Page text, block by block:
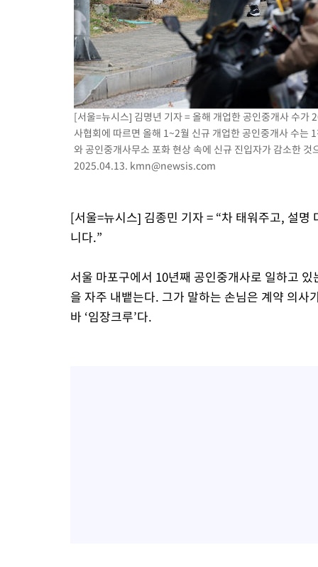
[속보] 7월 중국 수출 23.9%↑ 수입 27.5%↑…무역총액
[속보]'채상병 순직 책임' 임성근, 항소심도 징역 3년
[속보]종합특검, '관저이전 봐주기 감사' 유병호 구속기소
민주 콩고 에볼라환자 4천명 돌파, 4053명 발생 1850명 사망
[서울=뉴시스] 김명년 기자 = 올해 개업한 공인중개사 수
사협회에 따르면 올해 1~2월 신규 개업한 공인중개사 수
와 공인중개사무소 포화 현상 속에 신규 진입자가 감소한
2025.04.13. kmn@newsis.com
[서울=뉴시스] 김종민 기자 = “차 태워주고, 설
니다.”
서울 마포구에서 10년째 공인중개사로 일하고
을 자주 내뱉는다. 그가 말하는 손님은 계약 의사
바 ‘임장크루’다.